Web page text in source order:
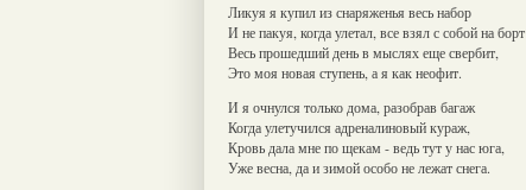
Ликуя я купил из снаряженья весь набор
И не пакуя, когда улетал, все взял с собой на борт
Весь прошедший день в мыслях еще свербит,
Это моя новая ступень, а я как неофит.
И я очнулся только дома, разобрав багаж
Когда улетучился адреналиновый кураж,
Кровь дала мне по щекам - ведь тут у нас юга,
Уже весна, да и зимой особо не лежат снега.